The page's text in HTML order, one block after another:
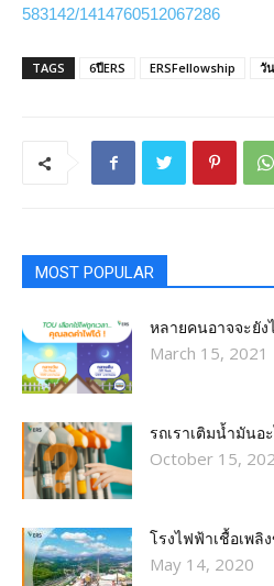
583142/1414760512067286
TAGS 6ปีERS ERSFellowship วั
MOST POPULAR
หลายคนอาจจะยัง
March 15, 2021
รถเราเติมน้ำมันอ
October 15,
โรงไฟฟ้าเชื้อเพลิ
May 14, 2020